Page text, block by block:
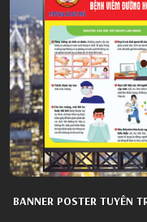
BANNER POSTER TUYÊN